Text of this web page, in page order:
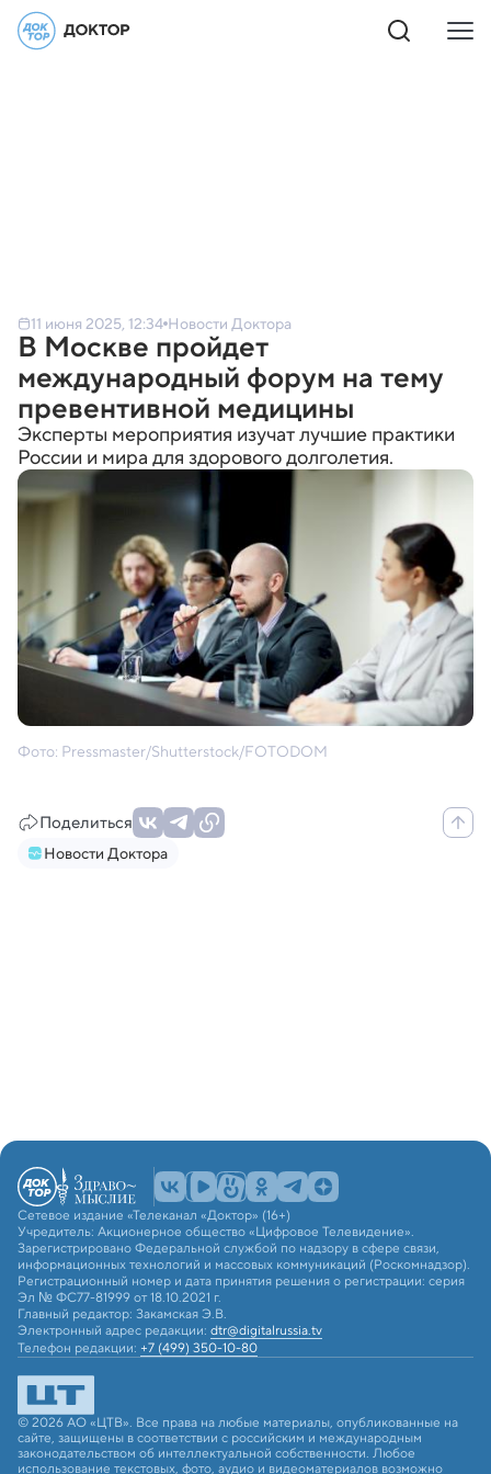
11 июня 2025, 12:34 Новости Доктора
В Москве пройдет
международный форум на тему
превентивной медицины
Эксперты мероприятия изучат лучшие практики
России и мира для здорового долголетия.
Фото: Pressmaster/Shutterstock/FOTODOM
Поделиться
Новости Доктора
Сетевое издание «Телеканал «Доктор» (16+)
Учредитель: Акционерное общество «Цифровое Телевидение».
Зарегистрировано Федеральной службой по надзору в сфере связи,
информационных технологий и массовых коммуникаций (Роскомнадзор).
Регистрационный номер и дата принятия решения о регистрации: серия
Эл № ФС77-81999 от 18.10.2021 г.
Главный редактор: Закамская Э.В.
Электронный адрес редакции: dtr@digitalrussia.tv
Телефон редакции: +7 (499) 350-10-80
© 2026 АО «ЦТВ». Все права на любые материалы, опубликованные на
сайте, защищены в соответствии с российским и международным
законодательством об интеллектуальной собственности. Любое
использование текстовых, фото, аудио и видеоматериалов возможно